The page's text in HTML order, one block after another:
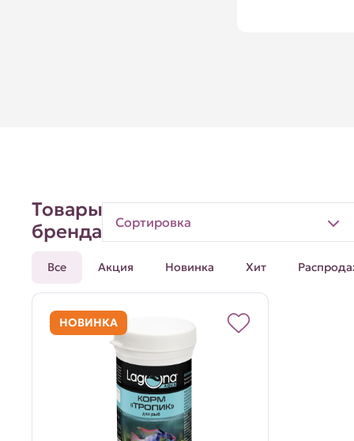
Товары
бренда
Сортировка
Все Акция Новинка Хит
НОВИНКА